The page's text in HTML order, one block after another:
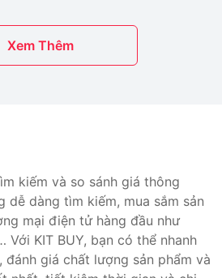
Xem Thêm
kiếm và so sánh giá thông
dễ dàng tìm kiếm, mua sắm sản
mại điện tử hàng đầu như
Với KIT BUY, bạn có thể nhanh
đánh giá chất lượng sản phẩm và